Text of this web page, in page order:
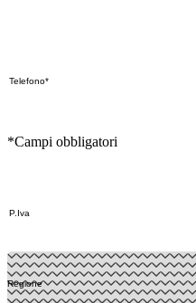
*Campi obbligatori